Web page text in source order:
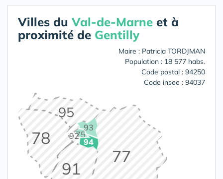
Villes duVal-de-Marne et à
proximité de Gentilly
Maire : Patricia TORDJMAN
Population : 18 577 habs.
Code postal : 94250
Code insee : 94037
75
77
78
91
92
93
94
95